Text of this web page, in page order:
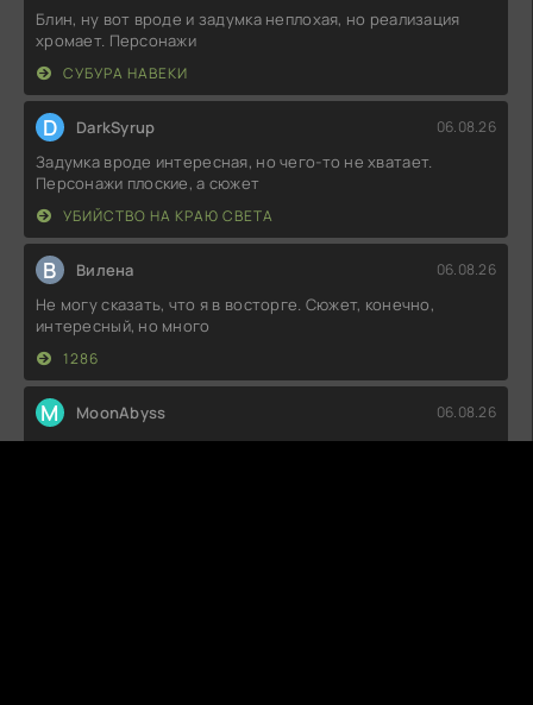
Блин, ну вот вроде и задумка неплохая, но реализация
хромает. Персонажи
СУБУРА НАВЕКИ
D DarkSyrup 06.08.26
Задумка вроде интересная, но чего-то не хватает.
Персонажи плоские, а сюжет
УБИЙСТВО НА КРАЮ СВЕТА
В Вилена 06.08.26
Не могу сказать, что я в восторге. Сюжет, конечно,
интересный, но много
1286
M MoonAbyss 06.08.26
Ну, что сказать, вроде и задумка неплохая, но исполнение